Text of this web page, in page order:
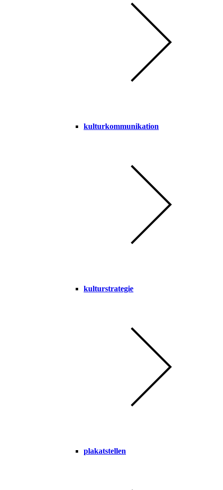
kulturkommunikation
kulturstrategie
plakatstellen